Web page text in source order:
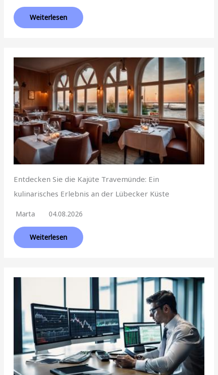
Weiterlesen
Entdecken Sie die Kajüte Travemünde: Ein
kulinarisches Erlebnis an der Lübecker Küste
Marta 04.08.2026
Weiterlesen